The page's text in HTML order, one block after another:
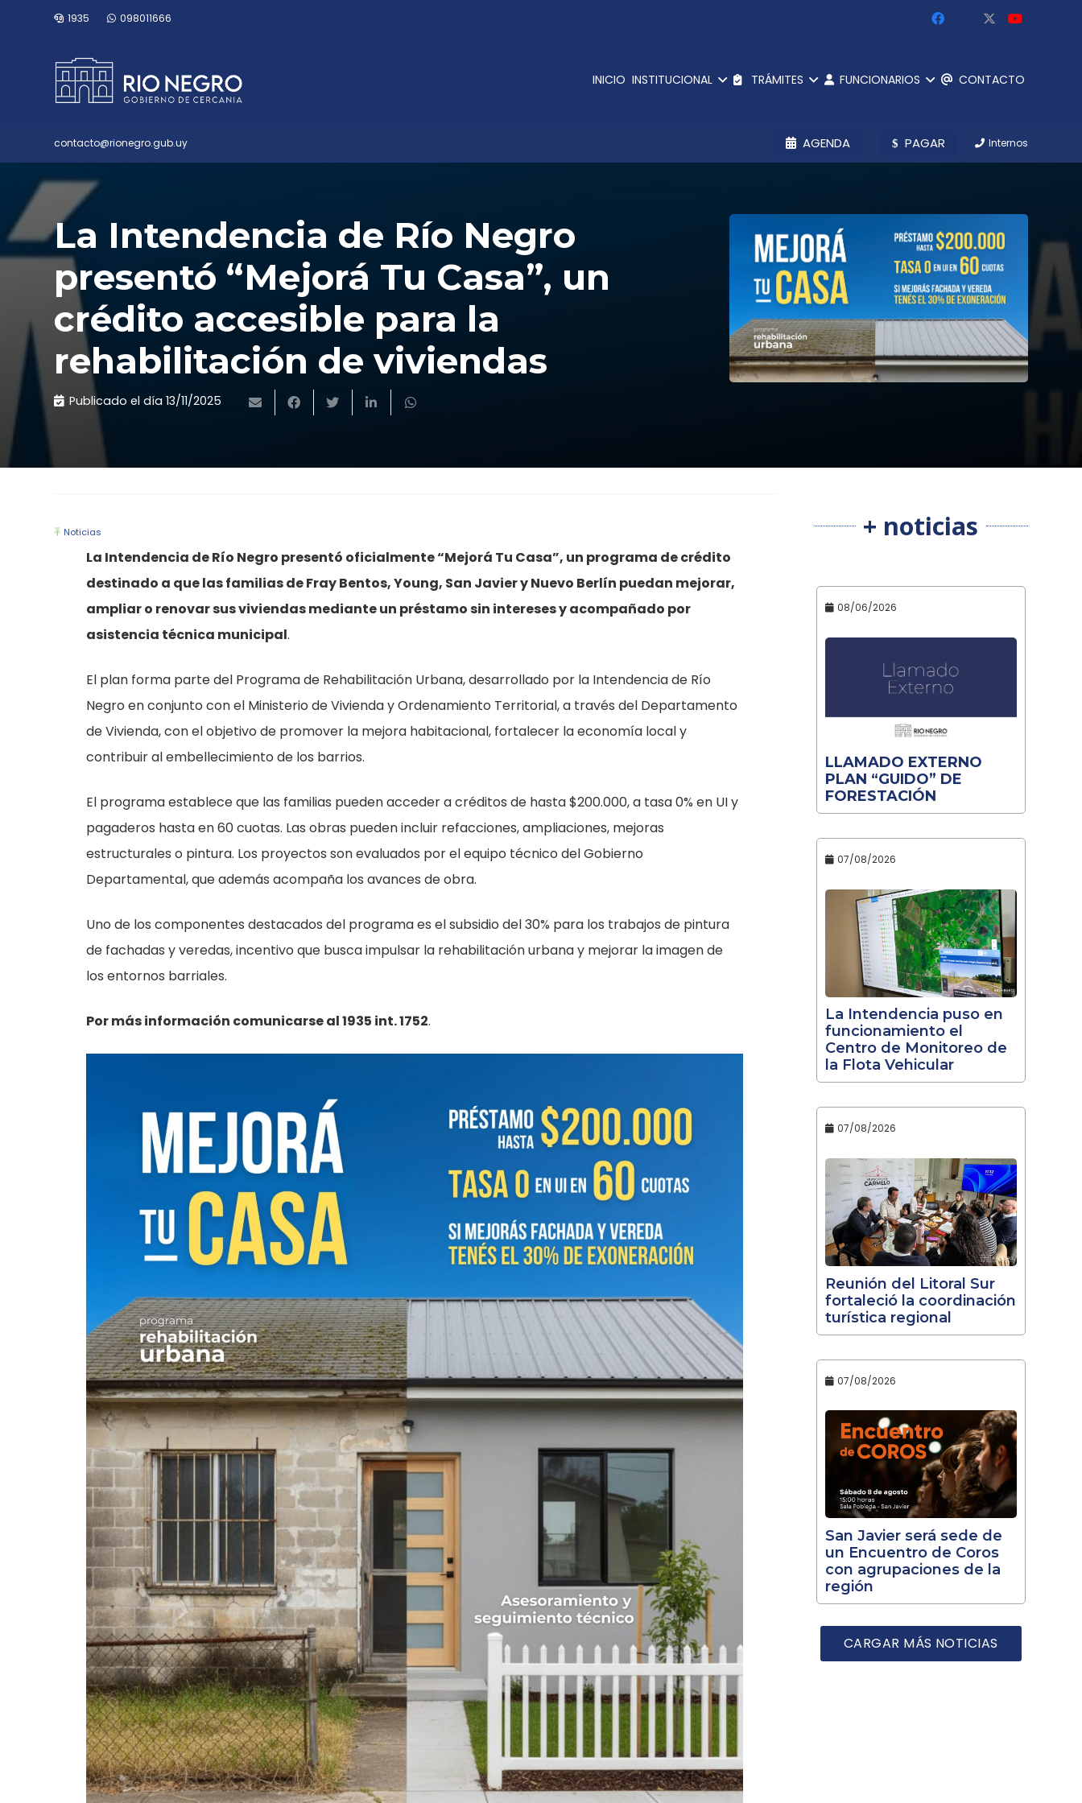
1935 098011666
INICIO INSTITUCIONAL TRÁMITES FUNCIONARIOS CONTACTO
contacto@rionegro.gub.uy AGENDA PAGAR Internos
La Intendencia de Río Negro
presentó “Mejorá Tu Casa”, un
crédito accesible para la
rehabilitación de viviendas
Publicado el día 13/11/2025
Noticias
La Intendencia de Río Negro presentó oficialmente “Mejorá Tu Casa”, un programa de crédito
destinado a que las familias de Fray Bentos, Young, San Javier y Nuevo Berlín puedan mejorar,
ampliar o renovar sus viviendas mediante un préstamo sin intereses y acompañado por
asistencia técnica municipal.
El plan forma parte del Programa de Rehabilitación Urbana, desarrollado por la Intendencia de Río
Negro en conjunto con el Ministerio de Vivienda y Ordenamiento Territorial, a través del Departamento
de Vivienda, con el objetivo de promover la mejora habitacional, fortalecer la economía local y
contribuir al embellecimiento de los barrios.
El programa establece que las familias pueden acceder a créditos de hasta $200.000, a tasa 0% en UI y
pagaderos hasta en 60 cuotas. Las obras pueden incluir refacciones, ampliaciones, mejoras
estructurales o pintura. Los proyectos son evaluados por el equipo técnico del Gobierno
Departamental, que además acompaña los avances de obra.
Uno de los componentes destacados del programa es el subsidio del 30% para los trabajos de pintura
de fachadas y veredas, incentivo que busca impulsar la rehabilitación urbana y mejorar la imagen de
los entornos barriales.
Por más información comunicarse al 1935 int. 1752.
+ noticias
08/06/2026
LLAMADO EXTERNO
PLAN “GUIDO” DE
FORESTACIÓN
07/08/2026
La Intendencia puso en
funcionamiento el
Centro de Monitoreo de
la Flota Vehicular
07/08/2026
Reunión del Litoral Sur
fortaleció la coordinación
turística regional
07/08/2026
San Javier será sede de
un Encuentro de Coros
con agrupaciones de la
región
CARGAR MÁS NOTICIAS